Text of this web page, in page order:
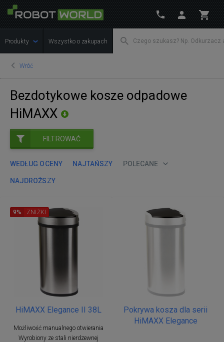
Produkty Wszystko o zakupach
Wróć
Bezdotykowe kosze odpadowe
HiMAXX
FILTROWAĆ
WEDŁUG OCENY NAJTAŃSZY POLECANE
NAJDROŻSZY
HiMAXX Elegance II 38L
Możliwość manualnego otwierania
Wyrobiony ze stali nierdzewnej
9% ZNIŻKI
Pokrywa kosza dla serii
HiMAXX Elegance